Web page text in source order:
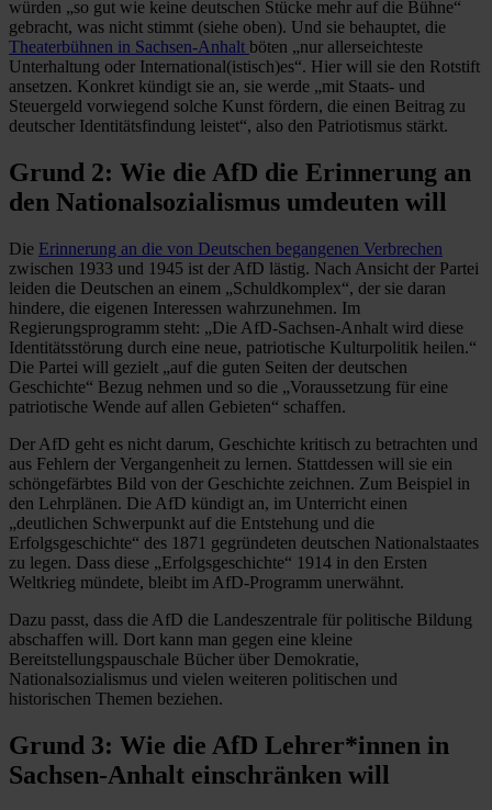
würden „so gut wie keine deutschen Stücke mehr auf die Bühne“
gebracht, was nicht stimmt (siehe oben). Und sie behauptet, die
Theaterbühnen in Sachsen-Anhalt böten „nur allerseichteste
Unterhaltung oder International(istisch)es“. Hier will sie den Rotstift
ansetzen. Konkret kündigt sie an, sie werde „mit Staats- und
Steuergeld vorwiegend solche Kunst fördern, die einen Beitrag zu
deutscher Identitätsfindung leistet“, also den Patriotismus stärkt.
Grund 2: Wie die AfD die Erinnerung an
den Nationalsozialismus umdeuten will
Die Erinnerung an die von Deutschen begangenen Verbrechen
zwischen 1933 und 1945 ist der AfD lästig. Nach Ansicht der Partei
leiden die Deutschen an einem „Schuldkomplex“, der sie daran
hindere, die eigenen Interessen wahrzunehmen. Im
Regierungsprogramm steht: „Die AfD-Sachsen-Anhalt wird diese
Identitätsstörung durch eine neue, patriotische Kulturpolitik heilen.“
Die Partei will gezielt „auf die guten Seiten der deutschen
Geschichte“ Bezug nehmen und so die „Voraussetzung für eine
patriotische Wende auf allen Gebieten“ schaffen.
Der AfD geht es nicht darum, Geschichte kritisch zu betrachten und
aus Fehlern der Vergangenheit zu lernen. Stattdessen will sie ein
schöngefärbtes Bild von der Geschichte zeichnen. Zum Beispiel in
den Lehrplänen. Die AfD kündigt an, im Unterricht einen
„deutlichen Schwerpunkt auf die Entstehung und die
Erfolgsgeschichte“ des 1871 gegründeten deutschen Nationalstaates
zu legen. Dass diese „Erfolgsgeschichte“ 1914 in den Ersten
Weltkrieg mündete, bleibt im AfD-Programm unerwähnt.
Dazu passt, dass die AfD die Landeszentrale für politische Bildung
abschaffen will. Dort kann man gegen eine kleine
Bereitstellungspauschale Bücher über Demokratie,
Nationalsozialismus und vielen weiteren politischen und
historischen Themen beziehen.
Grund 3: Wie die AfD Lehrer*innen in
Sachsen-Anhalt einschränken will